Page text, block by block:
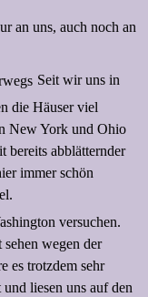
an uns, auch noch an
Seit wir uns in
die Häuser viel
New York und Ohio
bereits abblätternder
immer schön
versuchen.
wegen der
es trotzdem sehr
liesen uns auf den